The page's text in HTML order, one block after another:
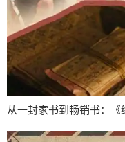
从一封家书到畅销书：